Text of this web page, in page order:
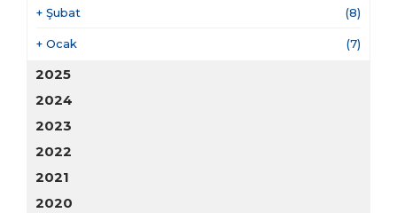
+ Şubat (8)
+ Ocak (7)
2025
2024
2023
2022
2021
2020